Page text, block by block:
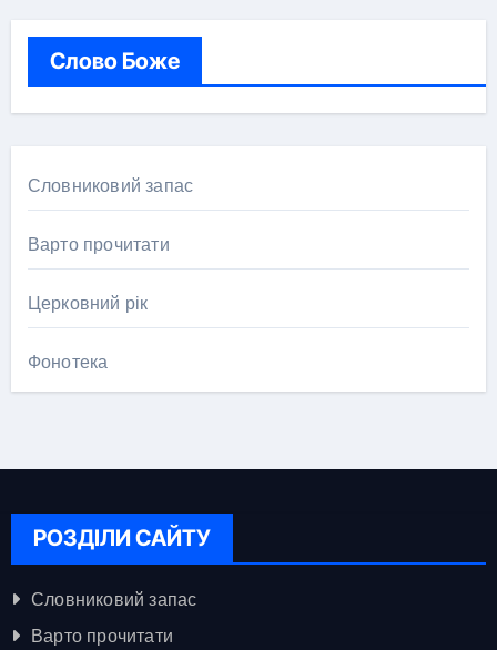
Слово Боже
Словниковий запас
Варто прочитати
Церковний рік
Фонотека
РОЗДІЛИ САЙТУ
Словниковий запас
Варто прочитати